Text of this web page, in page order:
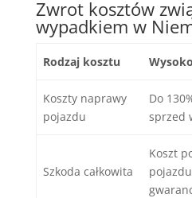
Zwrot kosztów
wypadkiem w
Rodzaj kosztu
Koszty naprawy
pojazdu
Do
sprzed
Szkoda całkowita
Koszt